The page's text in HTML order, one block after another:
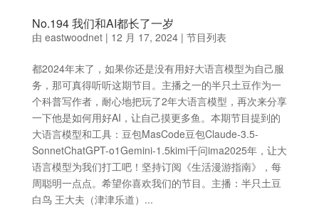
No.194 我们和AI都长了一岁
由 eastwoodnet| 12 月 17, 2024| 节目列表
都2024年末了，如果你还是没有用好大语言模型为自己服
务，那可真得听听这期节目。主播之一的半只土豆作为一
个科普写作者，耐心地把玩了2年大语言模型，再次来分享
一下他是如何用好AI，让自己摸更多鱼。本期节目提到的
大语言模型和工具：豆包MasCode豆包Claude-3.5-
SonnetChatGPT-o1Gemini-1.5kimi千问ima2025年，让大
语言模型为我们打工吧！坚持订阅《生活漫游指南》，每
周聪明一点点。希望你喜欢我们的节目。主播：半只土豆
白鸟 王大夫（津津乐道）...